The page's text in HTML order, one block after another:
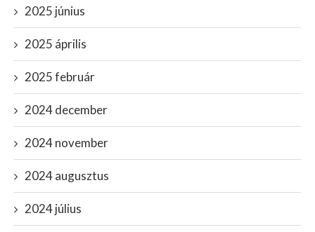
2025 június
2025 április
2025 február
2024 december
2024 november
2024 augusztus
2024 július